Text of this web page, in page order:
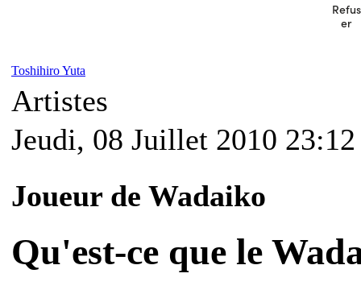
Toshihiro Yuta
Artistes
Jeudi, 08 Juillet 2010 23:12
Joueur de Wadaiko
Qu'est-ce que le